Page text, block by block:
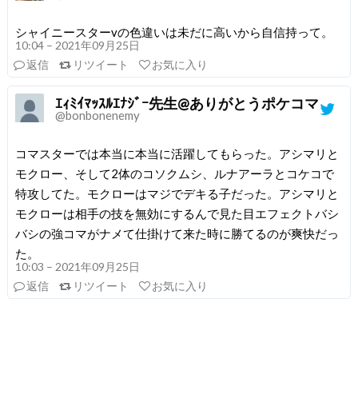
シャイニースターvの色違いは未だに高いから自信持って。
10:04 – 2021年09月25日
返信
リツイート お気に入り
ｴｨﾐｲﾏｯｽﾙｴﾅｼﾞｰ先生@ありがとうポケコマ
@bonbonenemy
コマスターでは本当に本当に活躍してもらった。アシマリと
モクロー、そして2体のコソクムシ、ルナアーラとコケコで
特攻してた。モクローはマジでデキる子だった。アシマリと
モクローは相手の技を無効にするんで見た目エフェクトバシ
バシの強コマがナメて仕掛けて来た時に勝てるのが爽快だっ
た。
10:03 – 2021年09月25日
返信
リツイート お気に入り